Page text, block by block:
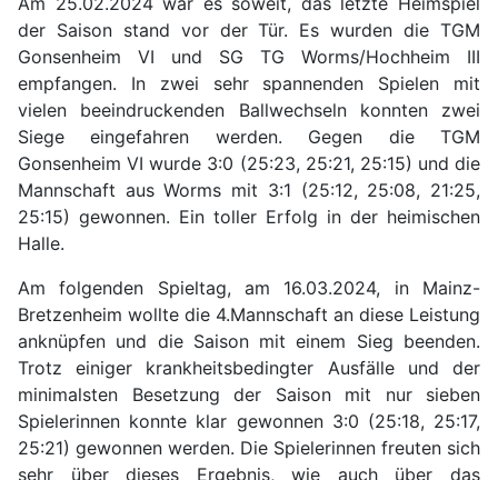
der Saison stand vor der Tür. Es wurden die TGM
Gonsenheim VI und SG TG Worms/Hochheim III
empfangen. In zwei sehr spannenden Spielen mit
vielen beeindruckenden Ballwechseln konnten zwei
Siege eingefahren werden. Gegen die TGM
Gonsenheim VI wurde 3:0 (25:23, 25:21, 25:15) und die
Mannschaft aus Worms mit 3:1 (25:12, 25:08, 21:25,
25:15) gewonnen. Ein toller Erfolg in der heimischen
Halle.
Am folgenden Spieltag, am 16.03.2024, in Mainz-
Bretzenheim wollte die 4.Mannschaft an diese Leistung
anknüpfen und die Saison mit einem Sieg beenden.
Trotz einiger krankheitsbedingter Ausfälle und der
minimalsten Besetzung der Saison mit nur sieben
Spielerinnen konnte klar gewonnen 3:0 (25:18, 25:17,
25:21) gewonnen werden. Die Spielerinnen freuten sich
sehr über dieses Ergebnis, wie auch über das